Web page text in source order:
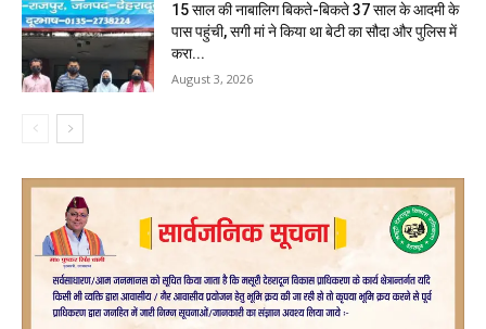
15 साल की नाबालिग बिकते-बिकते 37 साल के आदमी के
पास पहुंची, सगी मां ने किया था बेटी का सौदा और पुलिस में
करा...
August 3, 2026